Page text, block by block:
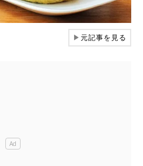
▶元記事を見る